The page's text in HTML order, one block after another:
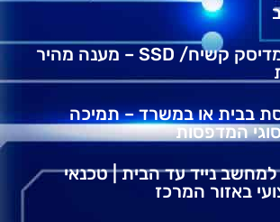
שחזור מידע מדיסק קשיח/ SSD – מענה מהיר
בבית או במשרד – תמיכה
המדפסות
נייד עד הבית | טכנאי
באזור המרכז